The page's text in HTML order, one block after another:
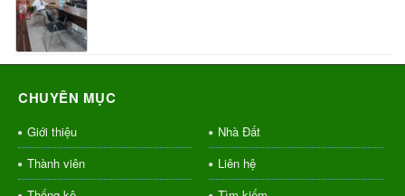
CHUYÊN MỤC
Giới thiệu
Nhà Đất
Thành viên
Liên hệ